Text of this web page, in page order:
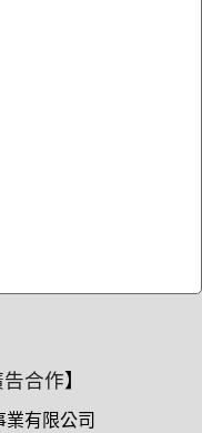
告合作】
有限公司